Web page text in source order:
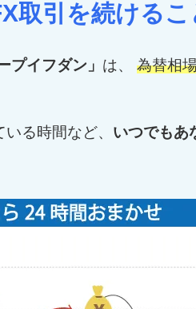
取引を続ける
プイフダン」 は、 為替相
る時間など、 いつでもあ